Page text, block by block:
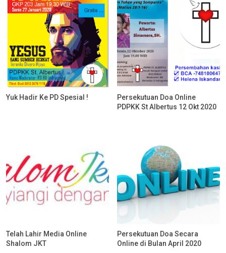
Yuk Hadir Ke PD Spesial !
Persekutuan Doa Online
PDPKK St Albertus 12 Okt 2020
Telah Lahir Media Online
Shalom JKT
Persekutuan Doa Secara
Online di Bulan April 2020